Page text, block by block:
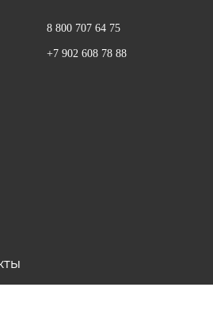
8 800 707 64 75
+7 902 608 78 88